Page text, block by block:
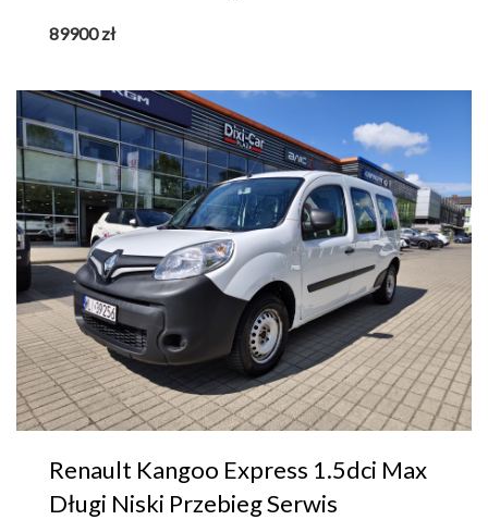
89900zł
Renault Kangoo Express 1.5dci Max
Długi Niski Przebieg Serwis